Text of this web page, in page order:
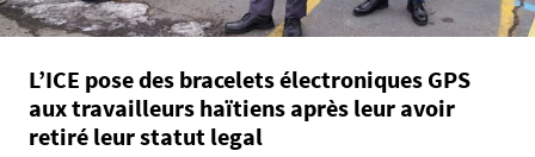
L’ICE pose des bracelets électroniques GPS
aux travailleurs haïtiens après leur avoir
retiré leur statut legal